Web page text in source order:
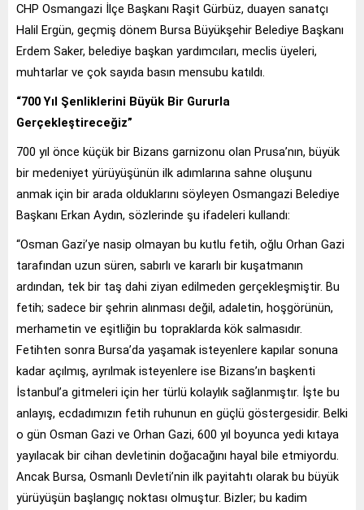
CHP Osmangazi İlçe Başkanı Raşit Gürbüz, duayen sanatçı
Halil Ergün, geçmiş dönem Bursa Büyükşehir Belediye Başkanı
Erdem Saker, belediye başkan yardımcıları, meclis üyeleri,
muhtarlar ve çok sayıda basın mensubu katıldı.
“700 Yıl Şenliklerini Büyük Bir Gururla
Gerçekleştireceğiz”
700 yıl önce küçük bir Bizans garnizonu olan Prusa’nın, büyük
bir medeniyet yürüyüşünün ilk adımlarına sahne oluşunu
anmak için bir arada olduklarını söyleyen Osmangazi Belediye
Başkanı Erkan Aydın, sözlerinde şu ifadeleri kullandı:
“Osman Gazi’ye nasip olmayan bu kutlu fetih, oğlu Orhan Gazi
tarafından uzun süren, sabırlı ve kararlı bir kuşatmanın
ardından, tek bir taş dahi ziyan edilmeden gerçekleşmiştir. Bu
fetih; sadece bir şehrin alınması değil, adaletin, hoşgörünün,
merhametin ve eşitliğin bu topraklarda kök salmasıdır.
Fetihten sonra Bursa’da yaşamak isteyenlere kapılar sonuna
kadar açılmış, ayrılmak isteyenlere ise Bizans’ın başkenti
İstanbul’a gitmeleri için her türlü kolaylık sağlanmıştır. İşte bu
anlayış, ecdadımızın fetih ruhunun en güçlü göstergesidir. Belki
o gün Osman Gazi ve Orhan Gazi, 600 yıl boyunca yedi kıtaya
yayılacak bir cihan devletinin doğacağını hayal bile etmiyordu.
Ancak Bursa, Osmanlı Devleti’nin ilk payitahtı olarak bu büyük
yürüyüşün başlangıç noktası olmuştur. Bizler; bu kadim